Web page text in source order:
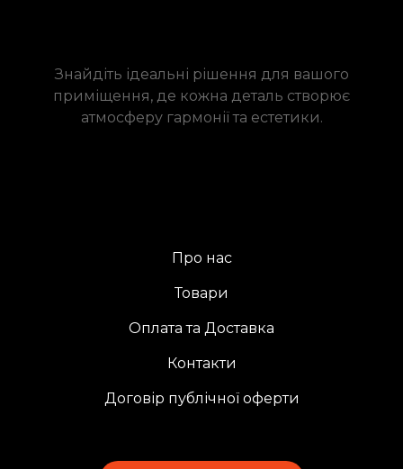
Знайдіть ідеальні рішення для вашого
приміщення, де кожна деталь створює
атмосферу гармонії та естетики.
Про нас
Товари
Оплата та Доставка
Контакти
Договір публічної оферти